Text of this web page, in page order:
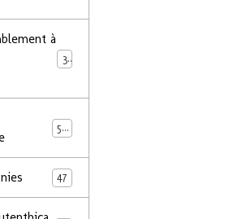
à
32
50
47